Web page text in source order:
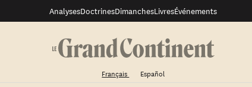
AnalysesDoctrinesDimanchesLivresÉvénements
Français Español